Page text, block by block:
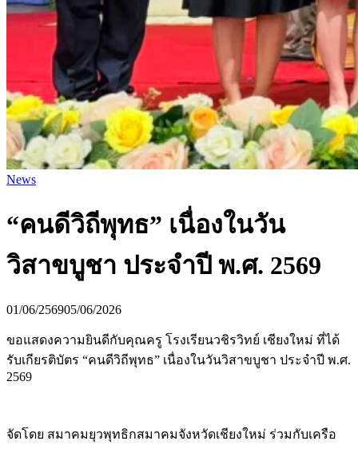
News
“คนดีวิถีพุทธ” เนื่องในวัน
วิสาขบูชา ประจำปี พ.ศ. 2569
01/06/256905/06/2026
ขอแสดงความยินดีกับคุณครู โรงเรียนวชิรวิทย์ เชียงใหม่ ที่ได้
รับเกียรติบัตร “คนดีวิถีพุทธ” เนื่องในวันวิสาขบูชา ประจำปี พ.ศ.
2569
จัดโดย สมาคมยุวพุทธิกสมาคมจังหวัดเชียงใหม่ ร่วมกับเครือ